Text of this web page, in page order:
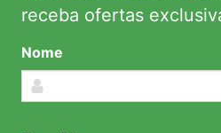
receba ofertas
Nome